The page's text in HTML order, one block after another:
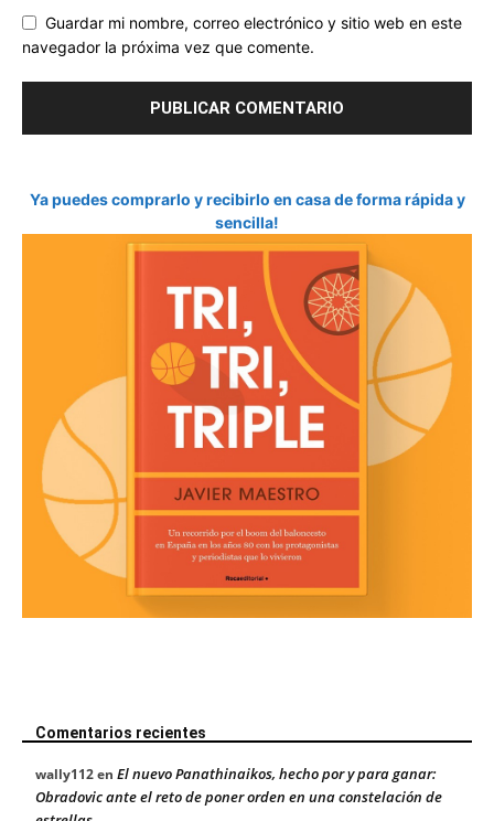
Guardar mi nombre, correo electrónico y sitio web en este
navegador la próxima vez que comente.
Ya puedes comprarlo y recibirlo en casa de forma rápida y
sencilla!
Comentarios recientes
wally112en El nuevo Panathinaikos, hecho por y para ganar:
Obradovic ante el reto de poner orden en una constelación de